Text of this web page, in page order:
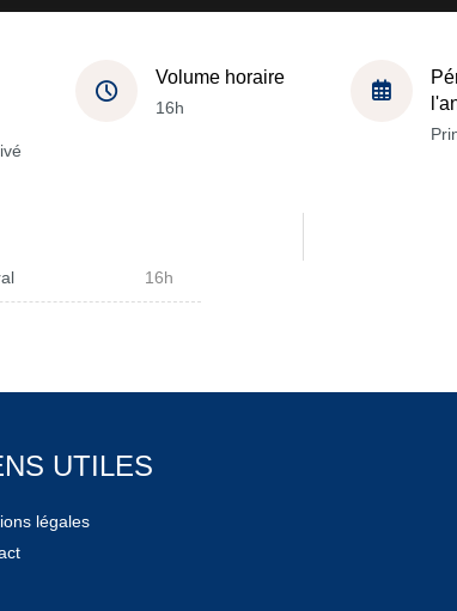
Volume horaire
16h
16h
UTILES
légales